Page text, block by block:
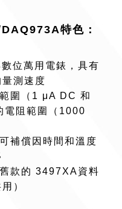
特色：
位萬用電錶，具有
測速度
圍（1 μA DC 和
電阻範圍（1000
補償因時間和溫度
款的 3497XA資料
）